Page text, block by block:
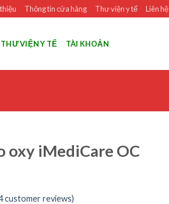
Thông tin cửa hàng Thư viện y tế Liên hệ
THƯ VIỆN Y TẾ TÀI KHOẢN
oxy iMediCare OC
customer reviews)